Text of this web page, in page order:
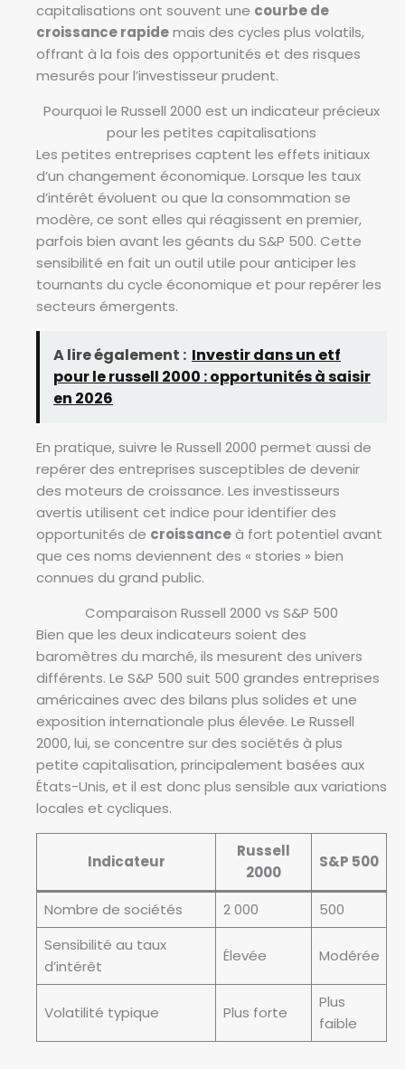
capitalisations ont souvent une courbe de
croissance rapidemais des cycles plus volatils,
offrant à la fois des opportunités et des risques
mesurés pour l’investisseur prudent.
Pourquoi le Russell 2000 est un indicateur précieux
pour les petites capitalisations
Les petites entreprises captent les effets initiaux
d’un changement économique. Lorsque les taux
d’intérêt évoluent ou que la consommation se
modère, ce sont elles qui réagissent en premier,
parfois bien avant les géants du S&P 500. Cette
sensibilité en fait un outil utile pour anticiper les
tournants du cycle économique et pour repérer les
secteurs émergents.
A lire également : Investir dans un etf
pour le russell 2000 : opportunités à saisir
en 2026
En pratique, suivre le Russell 2000 permet aussi de
repérer des entreprises susceptibles de devenir
des moteurs de croissance. Les investisseurs
avertis utilisent cet indice pour identifier des
opportunités de croissanceà fort potentiel avant
que ces noms deviennent des « stories » bien
connues du grand public.
Comparaison Russell 2000 vs S&P 500
Bien que les deux indicateurs soient des
baromètres du marché, ils mesurent des univers
différents. Le S&P 500 suit 500 grandes entreprises
américaines avec des bilans plus solides et une
exposition internationale plus élevée. Le Russell
2000, lui, se concentre sur des sociétés à plus
petite capitalisation, principalement basées aux
États-Unis, et il est donc plus sensible aux variations
locales et cycliques.
Indicateur
Russell
2000
S&P 500
Nombre de sociétés 2 000
500
Sensibilité au taux
d’intérêt
Élevée Modérée
Volatilité typique Plus forte
Plus
faible